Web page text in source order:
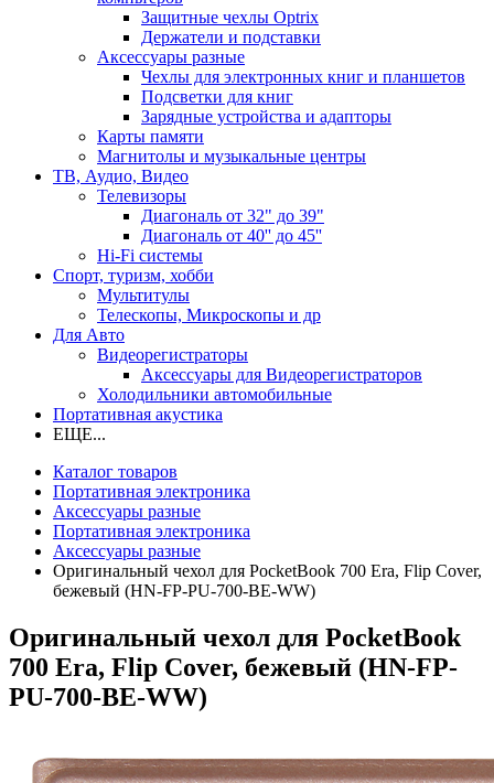
Защитные чехлы Optrix
Держатели и подставки
Аксессуары разные
Чехлы для электронных книг и планшетов
Подсветки для книг
Зарядные устройства и адапторы
Карты памяти
Магнитолы и музыкальные центры
ТВ, Аудио, Видео
Телевизоры
Диагональ от 32" до 39"
Диагональ от 40'' до 45''
Hi-Fi системы
Спорт, туризм, хобби
Мультитулы
Телескопы, Микроскопы и др
Для Авто
Видеорегистраторы
Аксессуары для Видеорегистраторов
Холодильники автомобильные
Портативная акустика
ЕЩЕ...
Каталог товаров
Портативная электроника
Аксессуары разные
Портативная электроника
Аксессуары разные
Оригинальный чехол для PocketBook 700 Era, Flip Cover,
бежевый (HN-FP-PU-700-BE-WW)
Оригинальный чехол для PocketBook
700 Era, Flip Cover, бежевый (HN-FP-
PU-700-BE-WW)